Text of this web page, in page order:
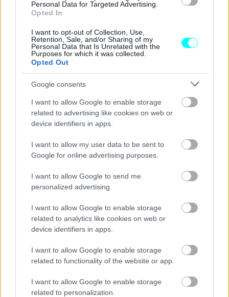
Personal Data for Targeted Advertising.
Opted In
I want to opt-out of Collection, Use,
Retention, Sale, and/or Sharing of my
Personal Data that Is Unrelated with the
Purposes for which it was collected.
Opted Out
Google consents
I want to allow Google to enable storage
related to advertising like cookies on web or
device identifiers in apps.
I want to allow my user data to be sent to
Google for online advertising purposes.
I want to allow Google to send me
personalized advertising.
I want to allow Google to enable storage
related to analytics like cookies on web or
device identifiers in apps.
I want to allow Google to enable storage
related to functionality of the website or app.
I want to allow Google to enable storage
related to personalization.
Σε συνεργασία με τη συμβουλευτική εταιρεία Interbrand
παρουσίασε το νέο της έμβλημα, μια
των αρχικών του ονόματος του ιδρυτή της
εταιρείας, Ettore Bugatti.Με το μινιμαλισμό που
επικρατεί στα σημερινά σχεδιαστικά δεδομένα, το
έμβλημα είναι αρκετάσυμπαγές και επίπεδο - μη